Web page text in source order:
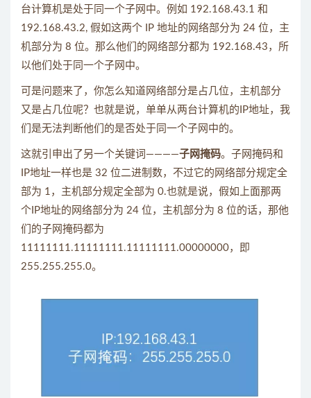
台计算机是处于同一个子网中。例如 192.168.43.1 和
192.168.43.2, 假如这两个 IP 地址的网络部分为 24 位，主
机部分为 8 位。那么他们的网络部分都为 192.168.43，所
以他们处于同一个子网中。
可是问题来了，你怎么知道网络部分是占几位，主机部分
又是占几位呢？也就是说，单单从两台计算机的IP地址，我
们是无法判断他们的是否处于同一个子网中的。
这就引申出了另一个关键词————子网掩码。子网掩码和
IP地址一样也是 32 位二进制数，不过它的网络部分规定全
部为 1，主机部分规定全部为 0.也就是说，假如上面那两
个IP地址的网络部分为 24 位，主机部分为 8 位的话，那他
们的子网掩码都为
11111111.11111111.11111111.00000000，即
255.255.255.0。